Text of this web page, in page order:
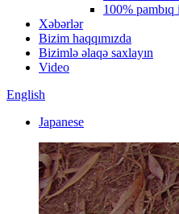
100% pambıq
Xəbərlər
Bizim haqqımızda
Bizimlə əlaqə saxlayın
Video
English
Japanese